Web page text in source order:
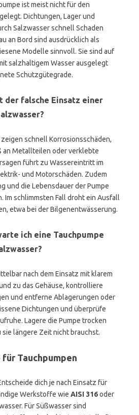
ist meist nicht für den
Dichtungen, Lager und
Salzwasser schnell Schaden
an Bord sind ausdrücklich als
Modelle sinnvoll. Sie sind auf
salzhaltigem Wasser ausgelegt
Schutzgütegrade.
der falsche Einsatz einer
schnell Korrosionsschäden,
an Metallteilen oder verklebte
führt zu Wassereintritt im
und Motorschäden. Zudem
und die Lebensdauer der Pumpe
Im schlimmsten Fall droht ein Ausfall
etwa bei der Bilgenentwässerung.
ich eine Tauchpumpe
nach dem Einsatz mit klarem
zu das Gehäuse, kontrolliere
und entferne Ablagerungen oder
Dichtungen und überprüfe
Lagere die Pumpe trocken
längere Zeit nicht brauchst.
Tauchpumpen
dich je nach Einsatz für
Werkstoffe wie AISI 316oder
Für Süßwasser sind